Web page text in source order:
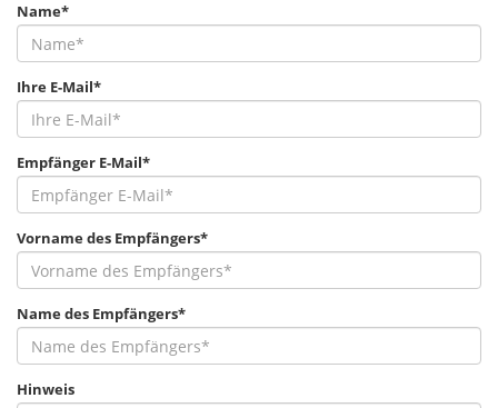
Name*
Ihre E-Mail*
Empfänger E-Mail*
Vorname des Empfängers*
Name des Empfängers*
Hinweis